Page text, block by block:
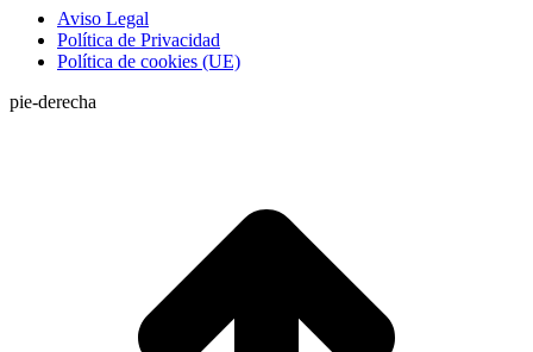
Aviso Legal
Política de Privacidad
Política de cookies (UE)
pie-derecha